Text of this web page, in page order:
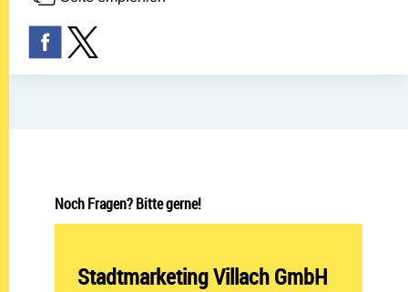
Noch Fragen? Bitte gerne!
Abteilung öffnen:
Stadtmarketing Villach GmbH